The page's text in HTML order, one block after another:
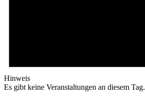
Hinweis
Es gibt keine Veranstaltungen an diesem Tag.